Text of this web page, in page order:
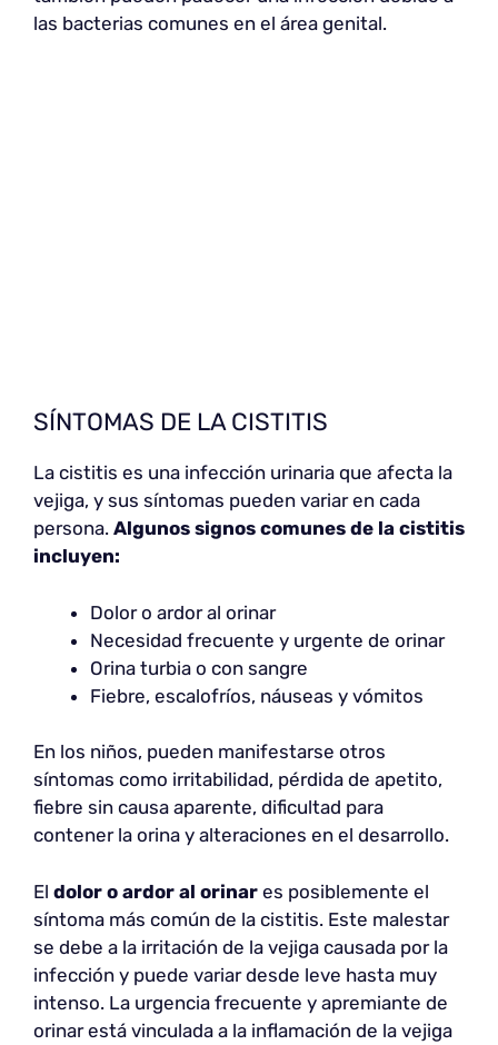
las bacterias comunes en el área genital.
SÍNTOMAS DE LA CISTITIS
La cistitis es una infección urinaria que afecta la
vejiga, y sus síntomas pueden variar en cada
persona. Algunos signos comunes de la cistitis
incluyen:
Dolor o ardor al orinar
Necesidad frecuente y urgente de orinar
Orina turbia o con sangre
Fiebre, escalofríos, náuseas y vómitos
En los niños, pueden manifestarse otros
síntomas como irritabilidad, pérdida de apetito,
fiebre sin causa aparente, dificultad para
contener la orina y alteraciones en el desarrollo.
El dolor o ardor al orinar es posiblemente el
síntoma más común de la cistitis. Este malestar
se debe a la irritación de la vejiga causada por la
infección y puede variar desde leve hasta muy
intenso. La urgencia frecuente y apremiante de
orinar está vinculada a la inflamación de la vejiga